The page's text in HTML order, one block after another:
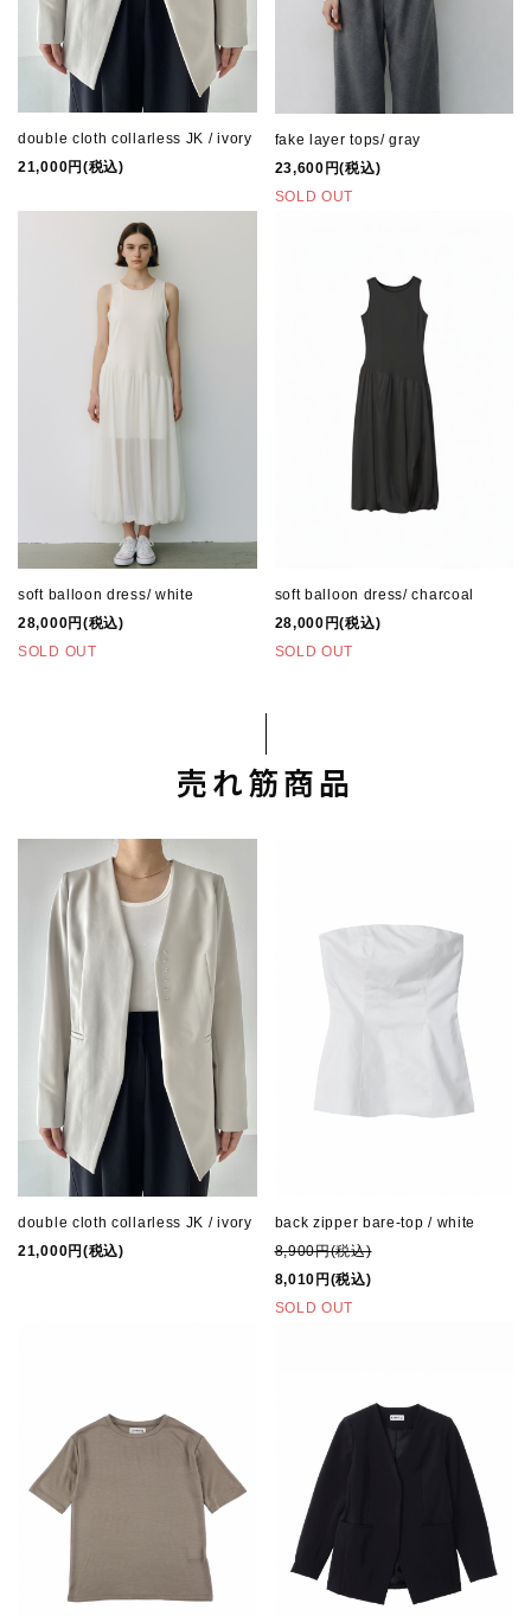
double cloth collarless JK / ivory
21,000円(税込)
fake layer tops/ gray
23,600円(税込)
SOLD OUT
soft balloon dress/ white
28,000円(税込)
SOLD OUT
soft balloon dress/ charcoal
28,000円(税込)
SOLD OUT
売れ筋商品
double cloth collarless JK / ivory
21,000円(税込)
back zipper bare-top / white
8,900円(税込)
8,010円(税込)
SOLD OUT